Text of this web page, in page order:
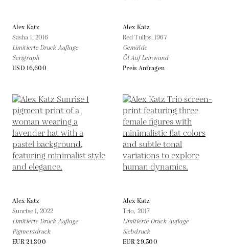
Alex Katz
Sasha I, 2016
Limitierte Druck Auflage
Serigraph
USD 16,600
Alex Katz
Red Tulips,1967
Gemälde
Öl Auf Leinwand
Preis Anfragen
Alex Katz
Sunrise 1,2022
Limitierte Druck Auflage
Pigmentdruck
EUR 21,300
Alex Katz
Trio, 2017
Limitierte Druck Auflage
Siebdruck
EUR 29,500